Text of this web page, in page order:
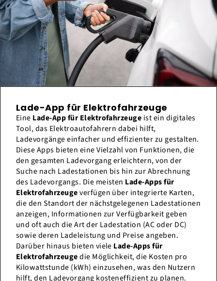
Lade-App für Elektrofahrzeuge
Eine Lade-App für Elektrofahrzeuge ist ein digitales
Tool, das Elektroautofahrern dabei hilft,
Ladevorgänge einfacher und effizienter zu gestalten.
Diese Apps bieten eine Vielzahl von Funktionen, die
den gesamten Ladevorgang erleichtern, von der
Suche nach Ladestationen bis hin zur Abrechnung
des Ladevorgangs. Die meisten Lade-Apps für
Elektrofahrzeugeverfügen über integrierte Karten,
die den Standort der nächstgelegenen Ladestationen
anzeigen, Informationen zur Verfügbarkeit geben
und oft auch die Art der Ladestation (AC oder DC)
sowie deren Ladeleistung und Preise angeben.
Darüber hinaus bieten viele Lade-Apps für
Elektrofahrzeugedie Möglichkeit, die Kosten pro
Kilowattstunde (kWh) einzusehen, was den Nutzern
hilft, den Ladevorgang kosteneffizient zu planen.